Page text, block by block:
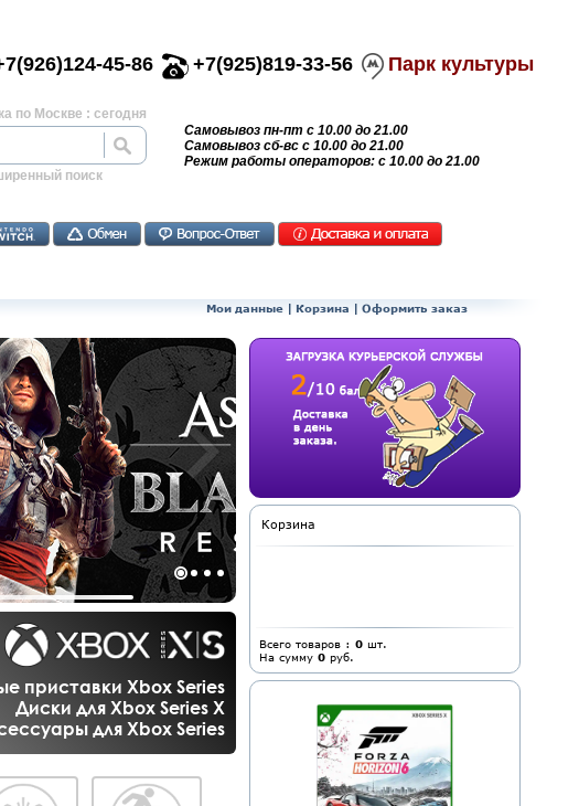
45-86 +7(925)819-33-56 Парк культуры
по Москве : сегодня
поиск
Самовывоз пн-пт с 10.00 до 21.00
Самовывоз сб-вс с 10.00 до 21.00
Режим работы операторов: с 10.00 до 21.00
Мои данные | Корзина | Оформить заказ
приставки Xbox Series
Диски для Xbox Series X
для Xbox Series
Корзина
Всего товаров : 0 шт.
На сумму 0 руб.